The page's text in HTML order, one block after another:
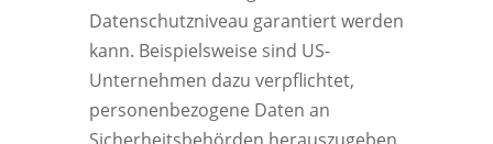
Datenschutzniveau garantiert werden
kann. Beispielsweise sind US-
Unternehmen dazu verpflichtet,
personenbezogene Daten an